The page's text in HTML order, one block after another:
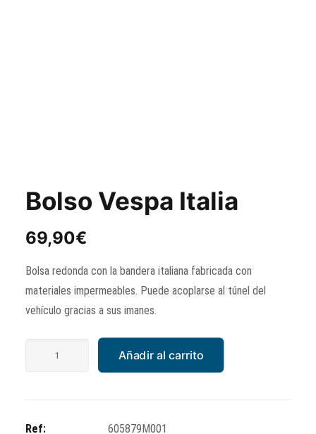
Bolso Vespa Italia
69,90€
Bolsa redonda con la bandera italiana fabricada con
materiales impermeables. Puede acoplarse al túnel del
vehículo gracias a sus imanes.
Añadir al carrito
Ref:
605879M001